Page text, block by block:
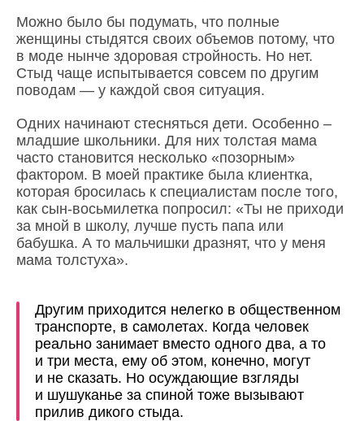
Можно было бы подумать, что полные
женщины стыдятся своих объемов потому, что
в моде нынче здоровая стройность. Но нет.
Стыд чаще испытывается совсем по другим
поводам — у каждой своя ситуация.
Одних начинают стесняться дети. Особенно –
младшие школьники. Для них толстая мама
часто становится несколько «позорным»
фактором. В моей практике была клиентка,
которая бросилась к специалистам после того,
как сын-восьмилетка попросил: «Ты не приходи
за мной в школу, лучше пусть папа или
бабушка. А то мальчишки дразнят, что у меня
мама толстуха».
Другим приходится нелегко в общественном
транспорте, в самолетах. Когда человек
реально занимает вместо одного два, а то
и три места, ему об этом, конечно, могут
и не сказать. Но осуждающие взгляды
и шушуканье за спиной тоже вызывают
прилив дикого стыда.